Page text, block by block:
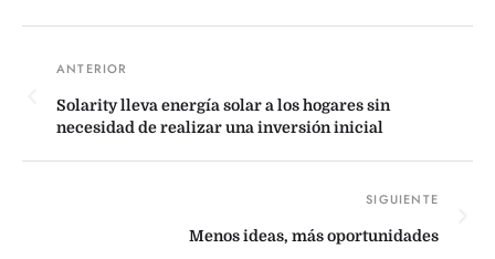
Solarity lleva energía solar a los hogares sin
necesidad de realizar una inversión inicial
Menos ideas, más oportunidades